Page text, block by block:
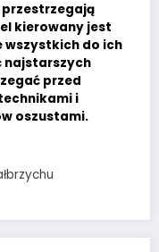
przestrzegają
kierowany jest
wszystkich do ich
najstarszych
przed
i
oszustami.